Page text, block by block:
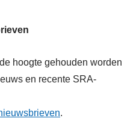
hoogte gehouden worden
en recente SRA-
.